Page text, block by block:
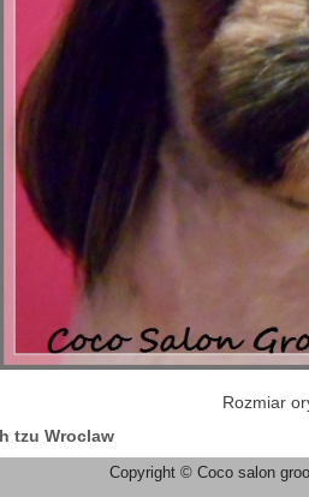
Rozmiar
tzu Wroclaw
Copyright © Coco salon